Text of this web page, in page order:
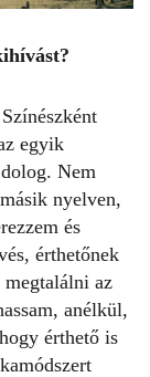
egyik
Nem
nyelven,
és
érthetőnek
az
anélkül,
érthető is